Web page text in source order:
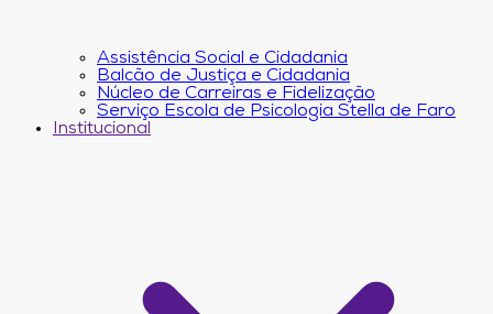
Assistência Social e Cidadania
Balcão de Justiça e Cidadania
Núcleo de Carreiras e Fidelização
Serviço Escola de Psicologia Stella de Faro
Institucional